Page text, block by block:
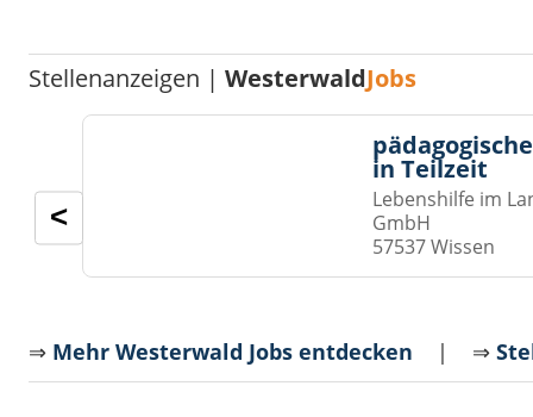
Stellenanzeigen |WesterwaldJobs
in Teilzeit
Lebenshilfe im
GmbH
57537 Wissen
<
⇒ Mehr Westerwald Jobs entdecken | ⇒